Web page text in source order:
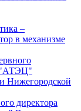
–
в механизме
"АТЭЦ"
Нижегородской
директора